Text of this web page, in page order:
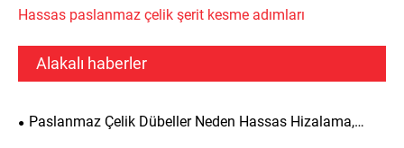
Hassas paslanmaz çelik şerit kesme adımları
Alakalı haberler
Paslanmaz Çelik Dübeller Neden Hassas Hizalama,